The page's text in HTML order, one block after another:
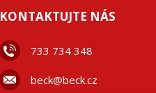
KONTAKTUJTE NÁS
733 734 348
beck@beck.cz